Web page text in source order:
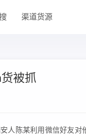
渠道货源
被抓
人陈某利用微信好友对